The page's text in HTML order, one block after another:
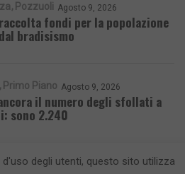
Pozzuoli Agosto 9, 2026
fondi per la popolazione
bradisismo
Primo Piano Agosto 9, 2026
il numero degli sfollati a
sono 2.240
degli utenti, questo sito utilizza